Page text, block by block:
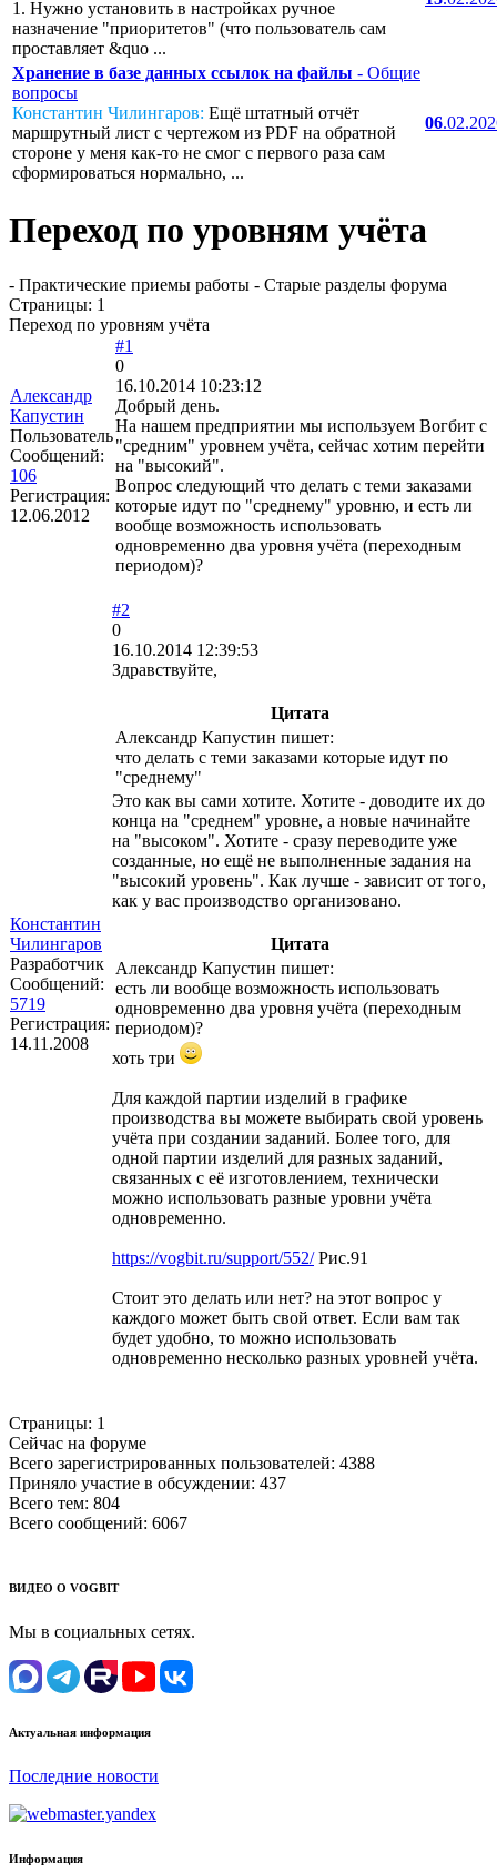
1. Нужно установить в настройках ручное
назначение "приоритетов" (что пользователь сам
проставляет &quo ...
Хранение в базе данных ссылок на файлы - Общие
вопросы
Константин Чилингаров: Ещё штатный отчёт
маршрутный лист с чертежом из PDF на обратной
стороне у меня как-то не смог с первого раза сам
сформироваться нормально, ...
06
Переход по уровням учёта
- Практические приемы работы - Старые разделы форума
Страницы: 1
Переход по уровням учёта
Александр
Капустин
Пользователь
Сообщений:
106
Регистрация:
12.06.2012
#1
0
16.10.2014 10:23:12
Добрый день.
На нашем предприятии мы используем Вогбит с
"средним" уровнем учёта, сейчас хотим перейти
на "высокий".
Вопрос следующий что делать с теми заказами
которые идут по "среднему" уровню, и есть ли
вообще возможность использовать
одновременно два уровня учёта (переходным
периодом)?
Константин
Чилингаров
Разработчик
Сообщений:
5719
Регистрация:
14.11.2008
#2
0
16.10.2014 12:39:53
Здравствуйте,
Цитата
Александр Капустин пишет:
что делать с теми заказами которые идут по
"среднему"
Это как вы сами хотите. Хотите - доводите их до
конца на "среднем" уровне, а новые начинайте
на "высоком". Хотите - сразу переводите уже
созданные, но ещё не выполненные задания на
"высокий уровень". Как лучше - зависит от того,
как у вас производство организовано.
Цитата
Александр Капустин пишет:
есть ли вообще возможность использовать
одновременно два уровня учёта (переходным
периодом)?
хоть три
Для каждой партии изделий в графике
производства вы можете выбирать свой уровень
учёта при создании заданий. Более того, для
одной партии изделий для разных заданий,
связанных с её изготовлением, технически
можно использовать разные уровни учёта
одновременно.
https://vogbit.ru/support/552/Рис.91
Стоит это делать или нет? на этот вопрос у
каждого может быть свой ответ. Если вам так
будет удобно, то можно использовать
одновременно несколько разных уровней учёта.
Страницы: 1
Сейчас на форуме
Всего зарегистрированных пользователей: 4388
Приняло участие в обсуждении: 437
Всего тем: 804
Всего сообщений: 6067
ВИДЕО О VOGBIT
Мы в социальных сетях.
Актуальная информация
Последние новости
Информация